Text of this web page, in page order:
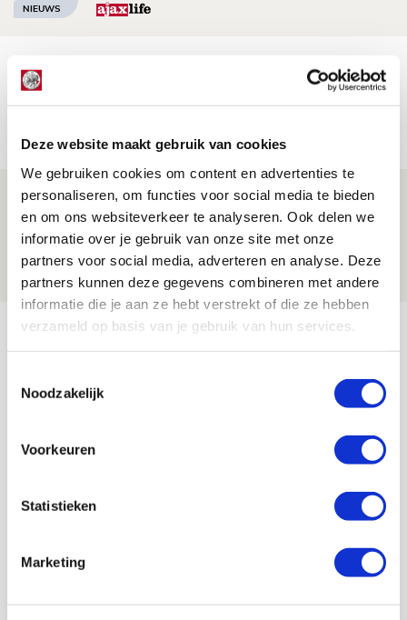
Deze website maakt gebruik van cookies
We gebruiken cookies om content en advertenties te
personaliseren, om functies voor social media te bieden
en om ons websiteverkeer te analyseren. Ook delen we
informatie over je gebruik van onze site met onze
partners voor social media, adverteren en analyse. Deze
partners kunnen deze gegevens combineren met andere
informatie die je aan ze hebt verstrekt of die ze hebben
verzameld op basis van je gebruik van hun services.
Noodzakelijk
Voorkeuren
Statistieken
Marketing
NIEUWS
Trotse Klaassen: ‘Vierhonderd duels
voor mijn club is heel speciaal’
NIEUWS
Ajax zet Shelbourne eenvoudig opzij en
reist met vertrouwen naar Dublin
Bekijk meer
AGENDA
Selectiedag ballenjongens/-meiden
SEP